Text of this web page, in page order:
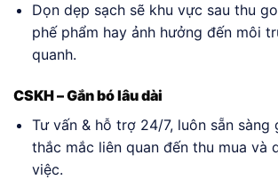
Dọn dẹp sạch sẽ khu vực sau thu
phế phẩm hay ảnh hưởng đến môi
quanh.
CSKH – Gắn bó lâu dài
Tư vấn & hỗ trợ 24/7, luôn sẵn sàng
thắc mắc liên quan đến thu mua và
việc.